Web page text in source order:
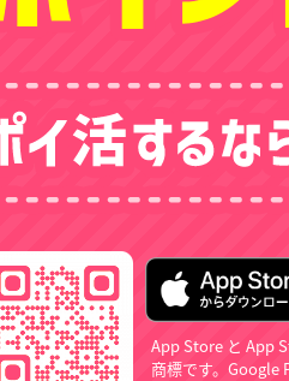
App Store と App
商標です。Google